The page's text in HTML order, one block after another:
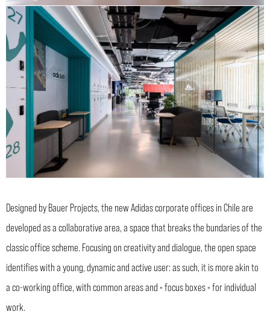
Designed by Bauer Projects, the new Adidas corporate offices in Chile are
developed as a collaborative area, a space that breaks the bundaries of the
classic office scheme. Focusing on creativity and dialogue, the open space
identifies with a young, dynamic and active user: as such, it is more akin to
a co-working office, with common areas and « focus boxes » for individual
work.